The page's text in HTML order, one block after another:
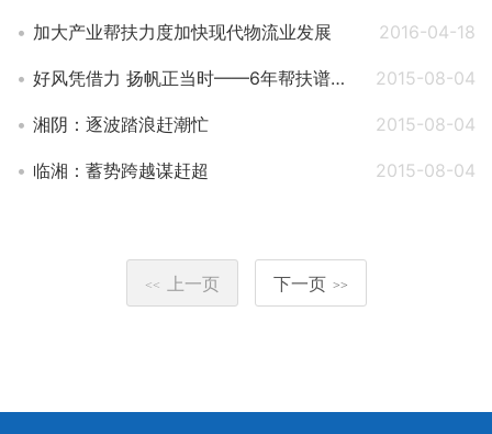
加大产业帮扶力度加快现代物流业发展 2016-04-18
好风凭借力 扬帆正当时——6年帮扶谱写平江工业发展新篇章 2015-08-04
湘阴：逐波踏浪赶潮忙 2015-08-04
临湘：蓄势跨越谋赶超 2015-08-04
<< 上一页 下一页 >>